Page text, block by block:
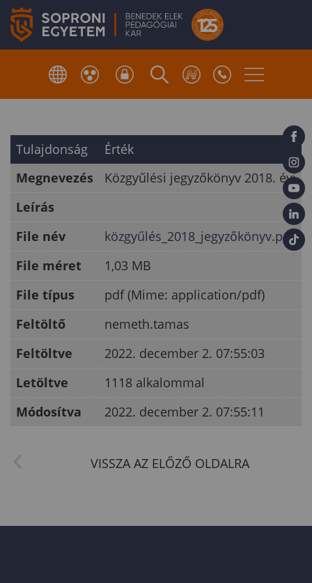
Tulajdonság
Érték
Megnevezés
Közgyűlési jegyzőkönyv 2018. évi
Leírás
File név
közgyűlés_2018_jegyzőkönyv.pdf
File méret
1,03 MB
File típus
pdf (Mime: application/pdf)
Feltöltő
nemeth.tamas
Feltöltve
2022. december 2. 07:55:03
Letöltve
1118 alkalommal
Módosítva
2022. december 2. 07:55:11